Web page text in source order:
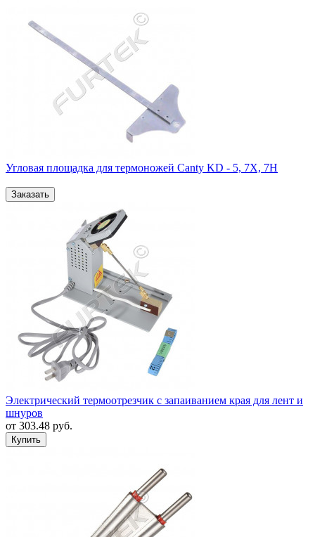
Угловая площадка для термоножей Canty KD - 5, 7X, 7H
Электрический термоотрезчик с запаиванием края для лент и
шнуров
от 303.48 руб.